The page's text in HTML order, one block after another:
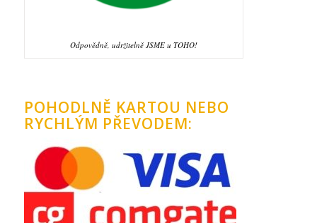
Odpovědně, udržitelně JSME u TOHO!
POHODLNĚ KARTOU NEBO
RYCHLÝM PŘEVODEM: